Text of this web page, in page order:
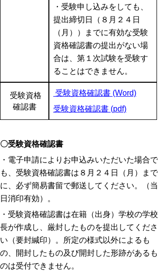
・受験申し込みをしても、
提出締切日（８月２４日
（月））までに有効な受験
資格確認書の提出がない場
合は、第１次試験を受験す
ることはできません。
受験資格
確認書
受験資格確認書 (Word)
受験資格確認書 (pdf)
〇受験資格確認書
・電子申請によりお申込みいただいた場合で
も、受験資格確認書は８月２４日（月）まで
に、必ず簡易書留で郵送してください。（当
日消印有効）。
・受験資格確認書は在籍（出身）学校の学校
長が作成し、厳封したものを提出してくださ
い（要封緘印）。所定の様式以外によるも
の、開封したもの及び開封した形跡があるも
のは受付できません。